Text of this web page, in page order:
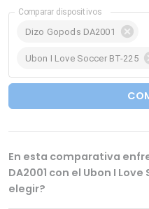
Comparar dispositivos
Dizo Gopods DA2001
Ubon I Love Soccer BT-225
En esta comparativa
DA2001 con el Ubon I
elegir?